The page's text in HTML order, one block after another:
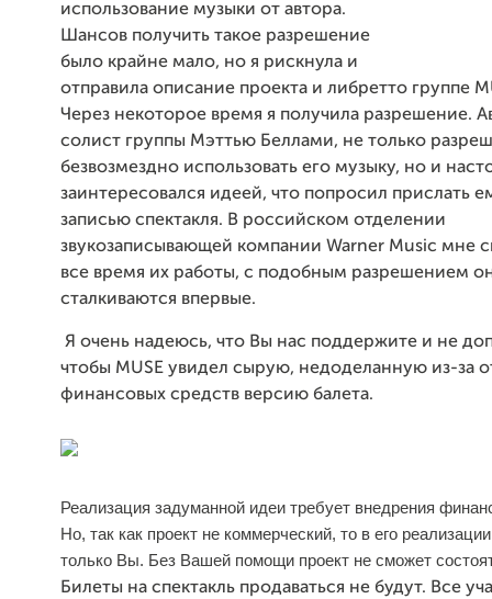
использование музыки от автора.
Шансов получить такое разрешение
было крайне мало, но я рискнула и
отправила описание проекта и либретто группе
Через некоторое время я получила разрешение.
солист группы Мэттью Беллами, не только
безвозмездно использовать его музыку, но и
заинтересовался идеей, что попросил прислать
записью спектакля. В российском отделении
звукозаписывающей компании Warner Music мне
все время их работы, с подобным разрешением
сталкиваются впервые.
Я очень надеюсь, что Вы нас поддержите и не
чтобы MUSE увидел сырую, недоделанную из-за
финансовых средств версию балета.
Реализация задуманной идеи требует внедрения
Но, так как проект не коммерческий, то в его
только Вы. Без Вашей помощи проект не сможет
Билеты на спектакль продаваться не будут. Все